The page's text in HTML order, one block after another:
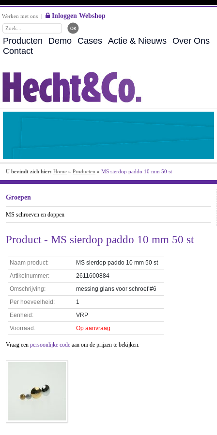
Werken met ons | Inloggen Webshop
Producten Demo Cases Actie & Nieuws Over Ons
Contact
U bevindt zich hier: Home » Producten » MS sierdop paddo 10 mm 50 st
Groepen
MS schroeven en doppen
Product - MS sierdop paddo 10 mm 50 st
Naam product:
MS sierdop paddo 10 mm 50 st
Artikelnummer:
2611600884
Omschrijving:
messing glans voor schroef #6
Per hoeveelheid:
1
Eenheid:
VRP
Voorraad:
Op aanvraag
Vraag een persoonlijke code aan om de prijzen te bekijken.